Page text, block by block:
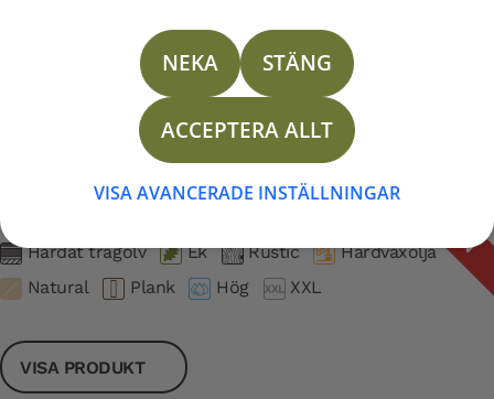
NEKA STÄNG
ACCEPTERA ALLT
VISA AVANCERADE INSTÄLLNINGAR
Läggningsinstruktion Nedlimning
UTGÅNGEN
Woodura Planks BRUNNBY 3.0 XXL
Härdat trägolv Ek Rustic
Hårdvaxolja
Natural
Plank Hög XXL
VISA PRODUKT